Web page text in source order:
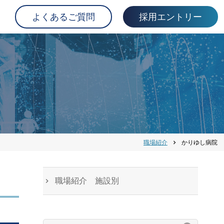
よくあるご質問 採用エントリー
職場紹介 chevron_right かりゆし病院
職場紹介 施設別